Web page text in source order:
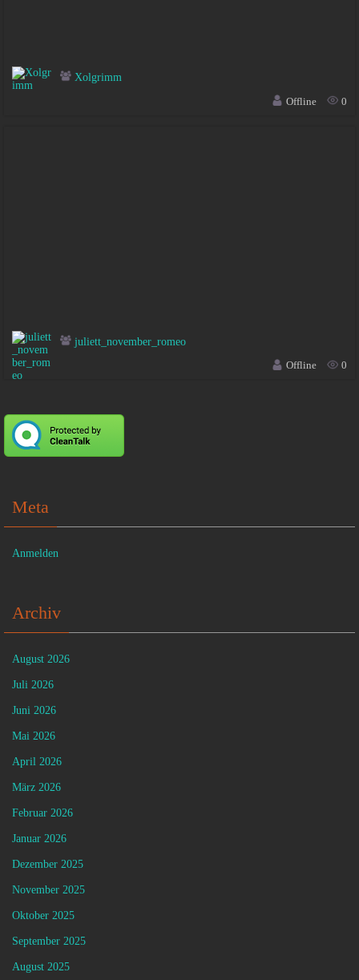
Xolgrimm
Offline
0
juliett_november_romeo
Offline
0
Meta
Anmelden
Archiv
August 2026
Juli 2026
Juni 2026
Mai 2026
April 2026
März 2026
Februar 2026
Januar 2026
Dezember 2025
November 2025
Oktober 2025
September 2025
August 2025